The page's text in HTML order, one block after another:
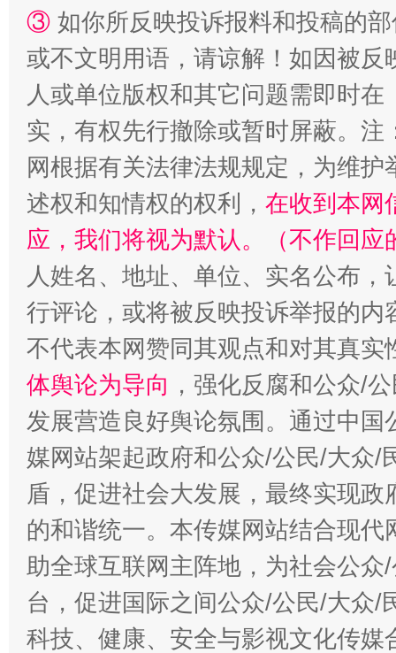
扯下公款旅游的“隐身衣” 如何以
“蜀中异人”王建安的艺术幻境
③ 如你所反映投诉报料和投稿的
或不文明用语，请谅解！如因被
人或单位版权和其它问题需即时在
实，有权先行撤除或暂时屏蔽。
网根据有关法律法规规定，为维
述权和知情权的权利， 在收到本网
应，我们将视为默认。（不作回应
人姓名、地址、单位、实名公布
行评论，或将被反映投诉举报的
不代表本网赞同其观点和对其真实
体舆论为导向 ，强化反腐和公众/
发展营造良好舆论氛围。通过中
媒网站架起政府和公众/公民/大众/
盾，促进社会大发展，最终实现
的和谐统一。本传媒网站结合现
助全球互联网主阵地，为社会公
台，促进国际之间公众/公民/大众/
科技、健康、安全与影视文化传